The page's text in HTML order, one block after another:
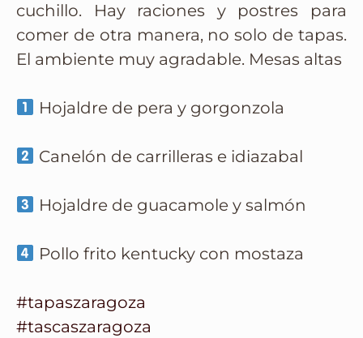
cuchillo. Hay raciones y postres para
comer de otra manera, no solo de tapas.
El ambiente muy agradable. Mesas altas
Hojaldre de pera y gorgonzola
Canelón de carrilleras e idiazabal
Hojaldre de guacamole y salmón
Pollo frito kentucky con mostaza
#tapaszaragoza
#tascaszaragoza